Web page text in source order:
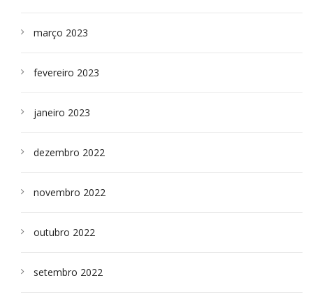
março 2023
fevereiro 2023
janeiro 2023
dezembro 2022
novembro 2022
outubro 2022
setembro 2022